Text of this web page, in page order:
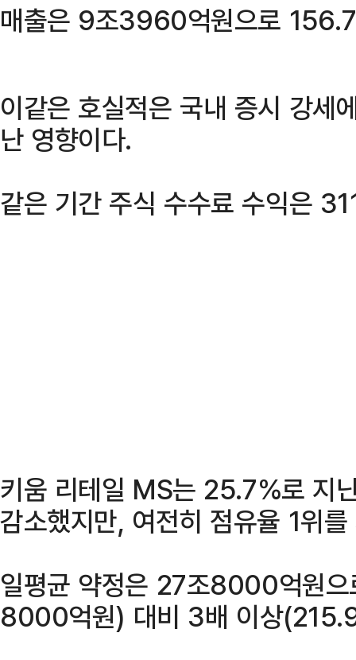
매출은 9조3960억원으로
이같은 호실적은 국내 증시 강세
난 영향이다.
같은 기간 주식 수수료 수익은
키움 리테일 MS는 25.7%로 지
감소했지만, 여전히 점유율 1위
일평균 약정은 27조8000억원
8000억원) 대비 3배 이상